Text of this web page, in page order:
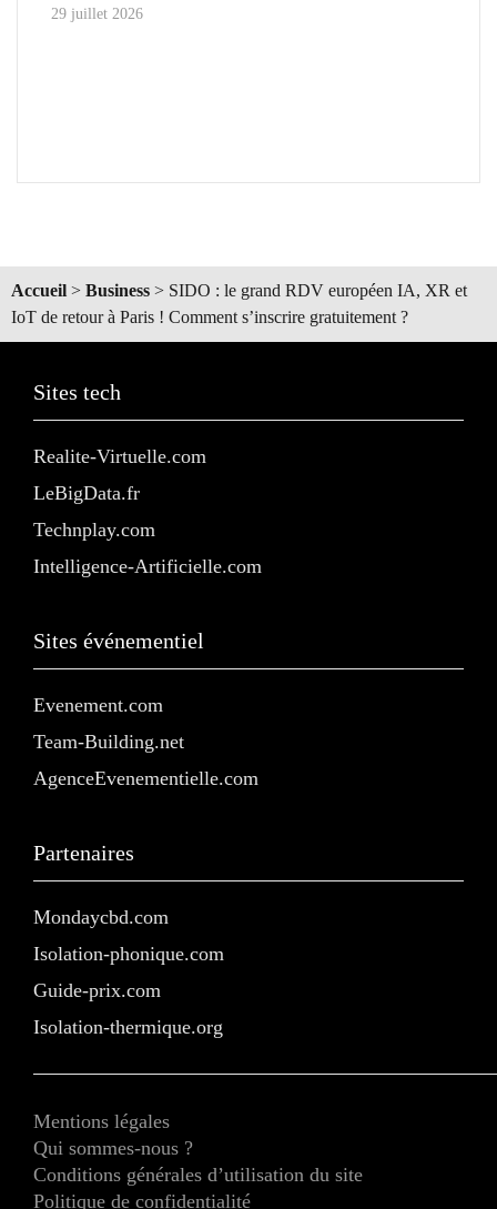
29 juillet 2026
Accueil > Business > SIDO : le grand RDV européen IA, XR et
IoT de retour à Paris ! Comment s’inscrire gratuitement ?
Sites tech
Realite-Virtuelle.com
LeBigData.fr
Technplay.com
Intelligence-Artificielle.com
Sites événementiel
Evenement.com
Team-Building.net
AgenceEvenementielle.com
Partenaires
Mondaycbd.com
Isolation-phonique.com
Guide-prix.com
Isolation-thermique.org
Mentions légales
Qui sommes-nous ?
Conditions générales d’utilisation du site
Politique de confidentialité